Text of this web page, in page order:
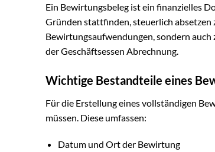
Ein Bewirtungsbeleg ist ein finanzielles
Gründen stattfinden, steuerlich absetzen
Bewirtungsaufwendungen, sondern
der Geschäftsessen Abrechnung.
Wichtige Bestandteile eines
Für die Erstellung eines vollständigen
müssen. Diese umfassen:
Datum und Ort der Bewirtung